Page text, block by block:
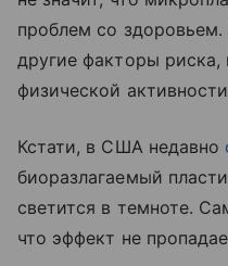
проблем со здоровьем.
другие факторы риска,
физической
Кстати, в США недавно
биоразлагаемый
светится в темноте.
что эффект не